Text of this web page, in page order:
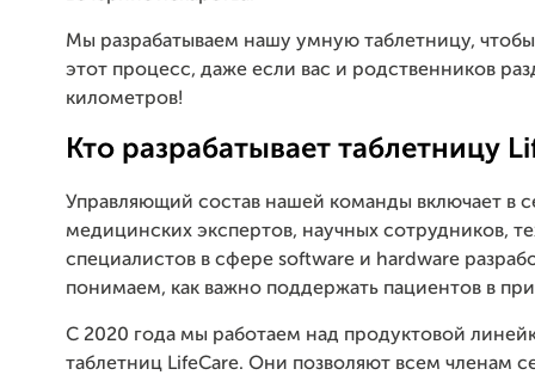
Мы разрабатываем нашу умную таблетницу, чтобы
этот процесс, даже если вас и родственников
километров!
Кто разрабатывает таблетницу
Управляющий состав нашей команды включает в
медицинских экспертов, научных сотрудников,
специалистов в сфере software и hardware
понимаем, как важно поддержать пациентов в
С 2020 года мы работаем над продуктовой
таблетниц LifeCare. Они позволяют всем членам